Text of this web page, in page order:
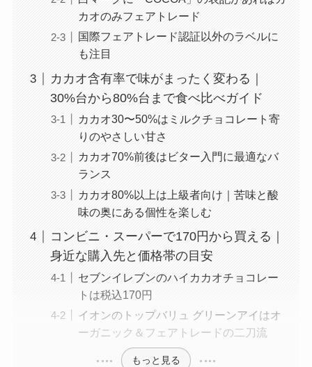
カオのみフェアトレード
国際フェアトレード認証以外のラベルに
も注目
カカオ含有率で味がまったく変わる｜
30%台から80%台まで食べ比べガイド
カカオ30〜50%はミルクチョコレート寄
りのやさしい甘さ
カカオ70%前後はビター入門に最適なバ
ランス
カカオ80%以上は上級者向け｜苦味と酸
味の奥にある個性を楽しむ
コンビニ・スーパーで170円から買える｜
身近な購入先と価格帯の目安
セブンイレブンのハイカカオチョコレー
トは税込170円
イオンのトップバリュ グリーンアイはオ
ーガニック＆フェアトレードの二刀流
もっと見る